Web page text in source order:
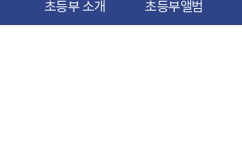
초등부 소개 초등부앨범